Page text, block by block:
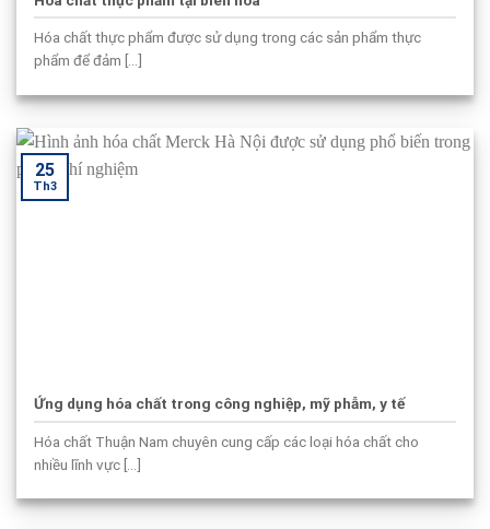
Hóa chất thực phẩm được sử dụng trong các sản phẩm thực
phẩm để đảm [...]
Ứng dụng hóa chất trong công nghiệp, mỹ phẫm, y tế
Hóa chất Thuận Nam chuyên cung cấp các loại hóa chất cho
nhiều lĩnh vực [...]
25
Th3